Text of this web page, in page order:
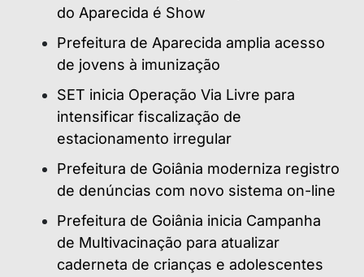
do Aparecida é Show
Prefeitura de Aparecida amplia acesso
de jovens à imunização
SET inicia Operação Via Livre para
intensificar fiscalização de
estacionamento irregular
Prefeitura de Goiânia moderniza registro
de denúncias com novo sistema on-line
Prefeitura de Goiânia inicia Campanha
de Multivacinação para atualizar
caderneta de crianças e adolescentes